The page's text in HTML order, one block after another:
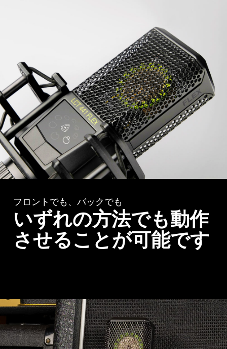
フロントでも、バックでも
いずれの方法でも動作
させることが可能です